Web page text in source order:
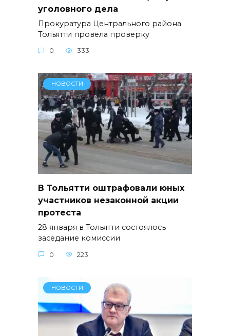
уголовного дела
Прокуратура Центрального района
Тольятти провела проверку
0 333
НОВОСТИ
В Тольятти оштрафовали юных
участников незаконной акции
протеста
28 января в Тольятти состоялось
заседание комиссии
0 223
НОВОСТИ